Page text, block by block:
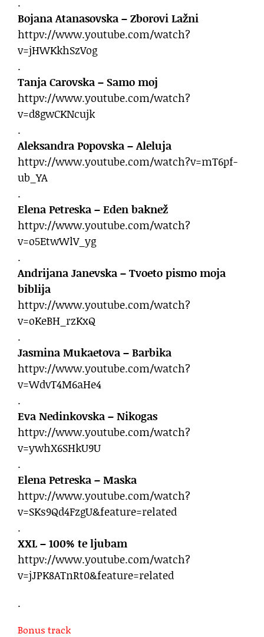
Bojana Atanasovska – Zborovi Lažni
httpv://www.youtube.com/watch?
v=jHWKkhSzVog
.
Tanja Carovska – Samo moj
httpv://www.youtube.com/watch?
v=d8gwCKNcujk
.
Aleksandra Popovska – Aleluja
httpv://www.youtube.com/watch?v=mT6pf-
ub_YA
.
Elena Petreska – Eden baknež
httpv://www.youtube.com/watch?
v=o5EtwWlV_yg
.
Andrijana Janevska – Tvoeto pismo moja
biblija
httpv://www.youtube.com/watch?
v=oKeBH_rzKxQ
.
Jasmina Mukaetova – Barbika
httpv://www.youtube.com/watch?
v=WdvT4M6aHe4
.
Eva Nedinkovska – Nikogas
httpv://www.youtube.com/watch?
v=ywhX6SHkU9U
.
Elena Petreska – Maska
httpv://www.youtube.com/watch?
v=SKs9Qd4FzgU&feature=related
.
XXL – 100% te ljubam
httpv://www.youtube.com/watch?
v=jJPK8ATnRt0&feature=related
.
Bonus track